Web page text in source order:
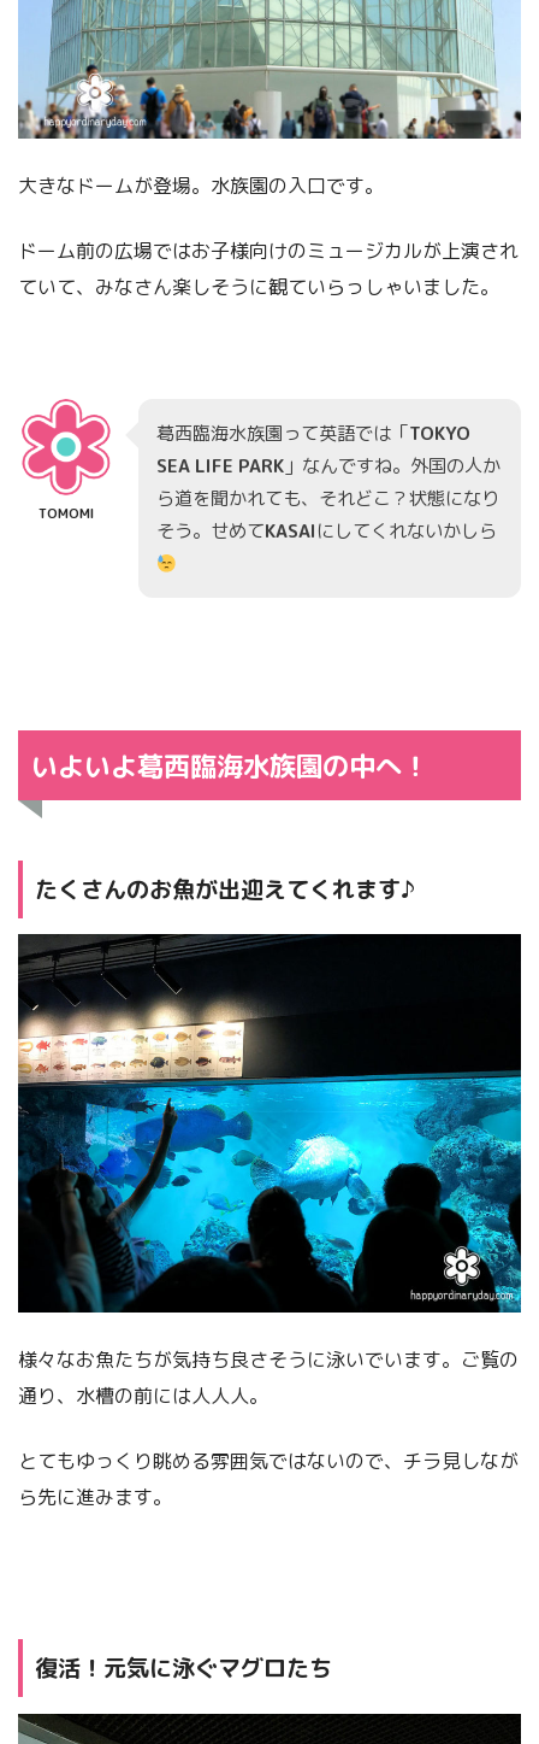
大きなドームが登場。水族園の入口です。
ドーム前の広場ではお子様向けのミュージカルが上演され
ていて、みなさん楽しそうに観ていらっしゃいました。
TOMOMI
葛西臨海水族園って英語では「TOKYO
SEA LIFE PARK 」なんですね。外国の人か
ら道を聞かれても、それどこ？状態になり
そう。せめてKASAIにしてくれないかしら
いよいよ葛西臨海水族園の中へ！
たくさんのお魚が出迎えてくれます♪
様々なお魚たちが気持ち良さそうに泳いでいます。ご覧の
通り、水槽の前には人人人。
とてもゆっくり眺める雰囲気ではないので、チラ見しなが
ら先に進みます。
復活！元気に泳ぐマグロたち